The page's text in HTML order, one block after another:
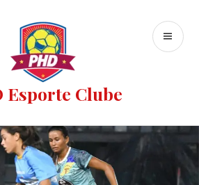
Esporte Clube